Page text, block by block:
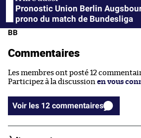
Pronostic Union Berlin
prono du match de Bundesliga
BB
Commentaires
Les membres ont posté 12
Participez à la discussion en vous
Voir les 12 commentaires